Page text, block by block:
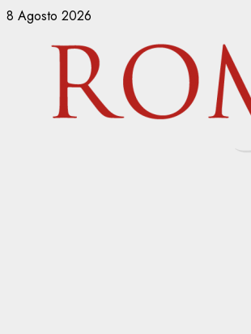
Vai
contenuto
8 Agosto 2026